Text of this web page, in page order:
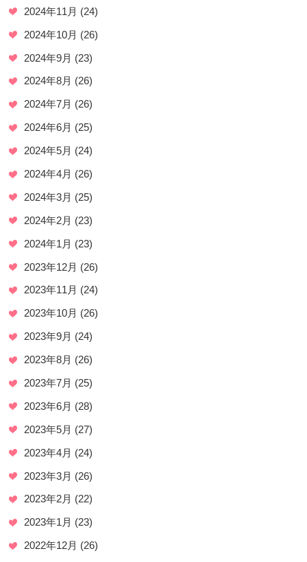
2024年11月 (24)
2024年10月 (26)
2024年9月 (23)
2024年8月 (26)
2024年7月 (26)
2024年6月 (25)
2024年5月 (24)
2024年4月 (26)
2024年3月 (25)
2024年2月 (23)
2024年1月 (23)
2023年12月 (26)
2023年11月 (24)
2023年10月 (26)
2023年9月 (24)
2023年8月 (26)
2023年7月 (25)
2023年6月 (28)
2023年5月 (27)
2023年4月 (24)
2023年3月 (26)
2023年2月 (22)
2023年1月 (23)
2022年12月 (26)